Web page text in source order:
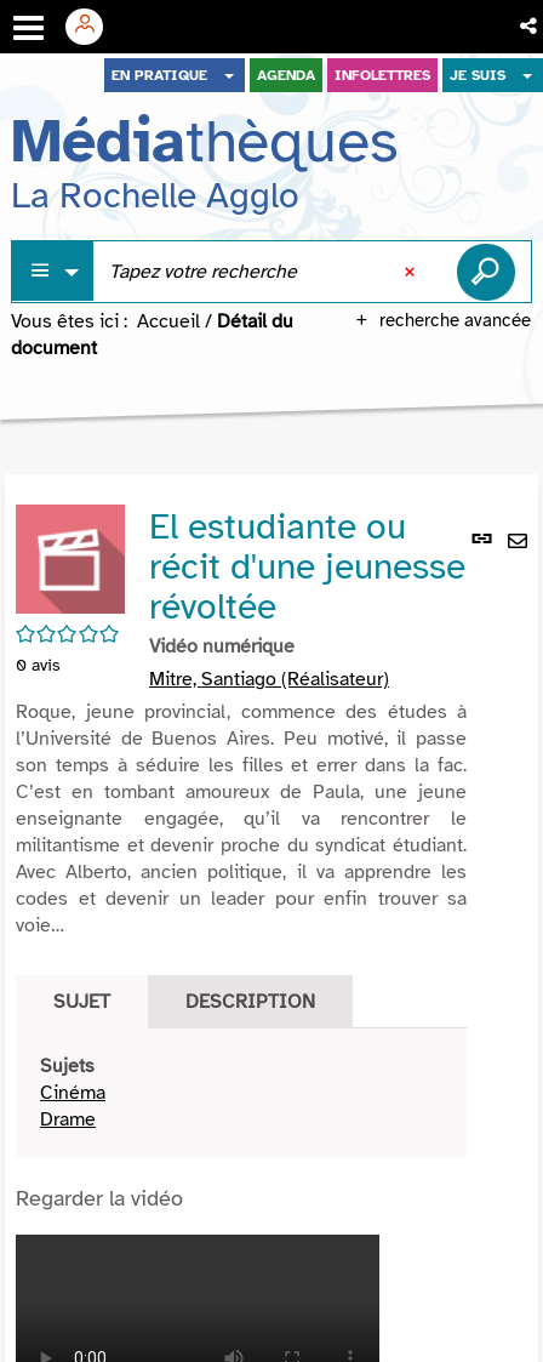
menu
contenu
recherche
EN PRATIQUE AGENDA INFOLETTRES JE SUIS
Médiathèques
La Rochelle Agglo
recherche avancée
Vous êtes ici : Accueil / Détail du
document
Lien
/5
0 avis
El estudiante ou
récit d'une jeunesse
révoltée
Vidéo numérique
Mitre, Santiago (Réalisateur)
Roque, jeune provincial, commence des études à
l’Université de Buenos Aires. Peu motivé, il passe
son temps à séduire les filles et errer dans la fac.
C’est en tombant amoureux de Paula, une jeune
enseignante engagée, qu’il va rencontrer le
militantisme et devenir proche du syndicat étudiant.
Avec Alberto, ancien politique, il va apprendre les
codes et devenir un leader pour enfin trouver sa
voie…
SUJET DESCRIPTION
Sujets
Cinéma
Drame
Regarder la vidéo